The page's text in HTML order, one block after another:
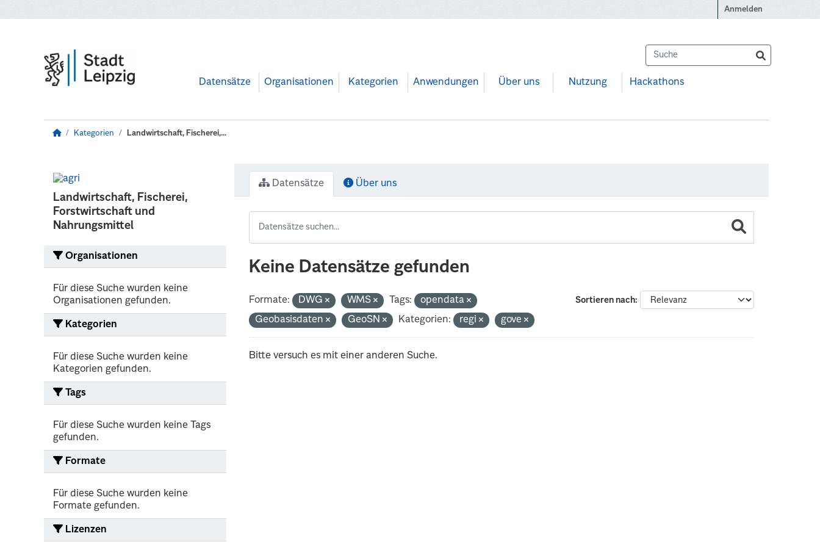
Anmelden
Datensätze Organisationen Kategorien Anwendungen Über uns Nutzung Hackathons
Kategorien Landwirtschaft, Fischerei,...
Landwirtschaft, Fischerei,
Forstwirtschaft und
Nahrungsmittel
Organisationen
Für diese Suche wurden keine
Organisationen gefunden.
Kategorien
Für diese Suche wurden keine
Kategorien gefunden.
Tags
Für diese Suche wurden keine Tags
gefunden.
Formate
Für diese Suche wurden keine
Formate gefunden.
Lizenzen
Datensätze Über uns
Keine Datensätze gefunden
Sortieren nach
Formate: DWG WMS Tags:
opendata
Geobasisdaten
GeoSN Kategorien: regi gove
Bitte versuch es mit einer anderen Suche.